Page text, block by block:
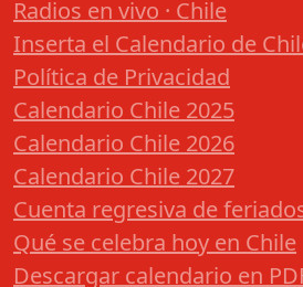
Radios en vivo · Chile
Inserta el Calendario de
Política de Privacidad
Calendario Chile 2025
Calendario Chile 2026
Calendario Chile 2027
Cuenta regresiva de
Qué se celebra hoy en Chile
Descargar calendario en